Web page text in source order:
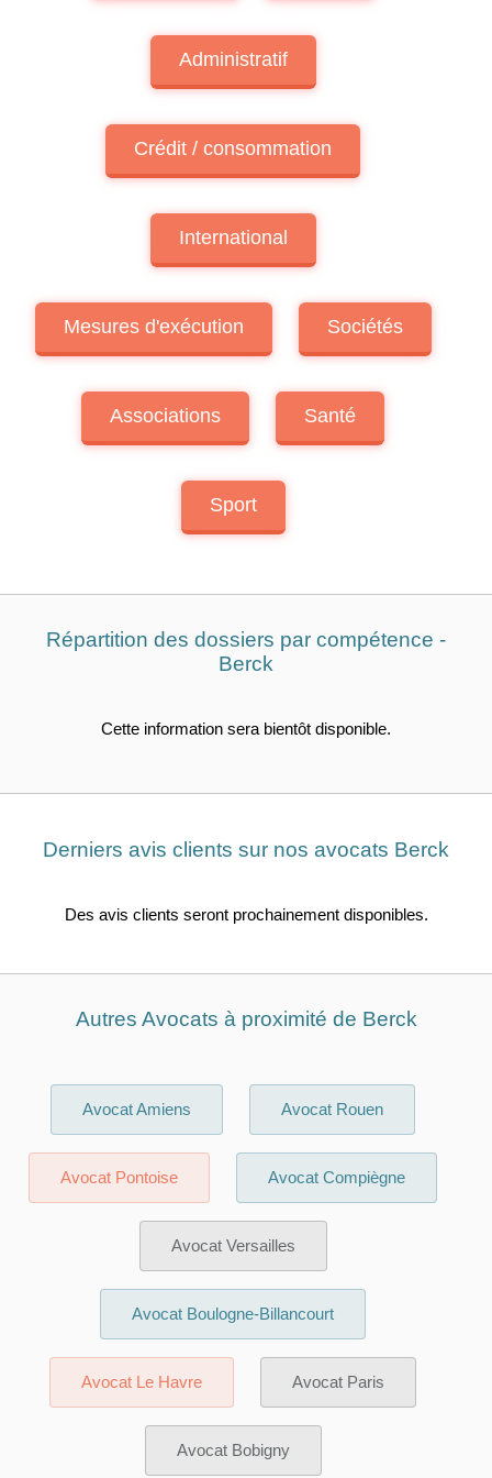
Administratif
Crédit / consommation
International
Mesures d'exécution Sociétés
Associations Santé
Sport
Répartition des dossiers par compétence -
Berck
Cette information sera bientôt disponible.
Derniers avis clients sur nos avocats Berck
Des avis clients seront prochainement disponibles.
Autres Avocats à proximité de Berck
Avocat Amiens Avocat Rouen
Avocat Pontoise Avocat Compiègne
Avocat Versailles
Avocat Boulogne-Billancourt
Avocat Le Havre Avocat Paris
Avocat Bobigny